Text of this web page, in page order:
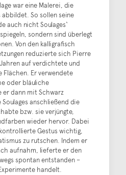
war eine Malerei, die
So sollen seine
auch nicht Soulages‘
sondern sind überlegt
Von den kalligrafisch
reduzierte sich Pierre
auf verdichtete und
Er verwendete
oder bläuliche
dann mit Schwarz
anschließend die
bzw. sie verjüngte,
wieder hervor. Dabei
Gestus wichtig,
zu rutschen. Indem er
aufnahm, lieferte er den
spontan entstanden –
handelt.